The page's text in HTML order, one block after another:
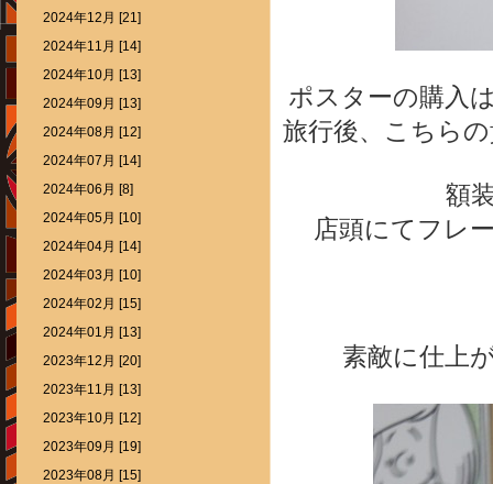
ポスターの購入
旅行後、こちら
額
店頭にてフレ
素敵に仕上
2024年12月 [21]
2024年11月 [14]
2024年10月 [13]
2024年09月 [13]
2024年08月 [12]
2024年07月 [14]
2024年06月 [8]
2024年05月 [10]
2024年04月 [14]
2024年03月 [10]
2024年02月 [15]
2024年01月 [13]
2023年12月 [20]
2023年11月 [13]
2023年10月 [12]
2023年09月 [19]
2023年08月 [15]